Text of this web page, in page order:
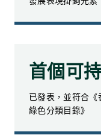
首個可
已發表，並符合
綠色分類目錄》